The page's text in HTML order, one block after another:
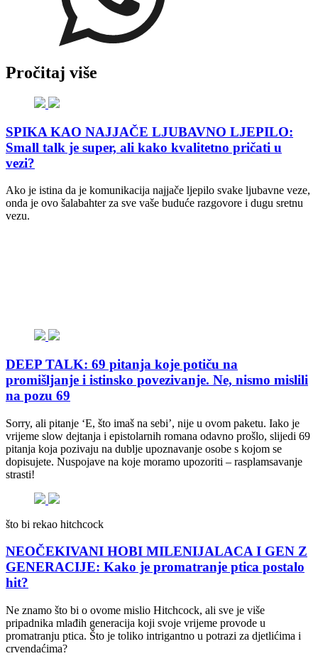
Pročitaj više
SPIKA KAO NAJJAČE LJUBAVNO LJEPILO:
Small talk je super, ali kako kvalitetno pričati u
vezi?
Ako je istina da je komunikacija najjače ljepilo svake ljubavne veze,
onda je ovo šalabahter za sve vaše buduće razgovore i dugu sretnu
vezu.
DEEP TALK: 69 pitanja koje potiču na
promišljanje i istinsko povezivanje. Ne, nismo mislili
na pozu 69
Sorry, ali pitanje ‘E, što imaš na sebi’, nije u ovom paketu. Iako je
vrijeme slow dejtanja i epistolarnih romana odavno prošlo, slijedi 69
pitanja koja pozivaju na dublje upoznavanje osobe s kojom se
dopisujete. Nuspojave na koje moramo upozoriti – rasplamsavanje
strasti!
što bi rekao hitchcock
NEOČEKIVANI HOBI MILENIJALACA I GEN Z
GENERACIJE: Kako je promatranje ptica postalo
hit?
Ne znamo što bi o ovome mislio Hitchcock, ali sve je više
pripadnika mlađih generacija koji svoje vrijeme provode u
promatranju ptica. Što je toliko intrigantno u potrazi za djetlićima i
crvendaćima?